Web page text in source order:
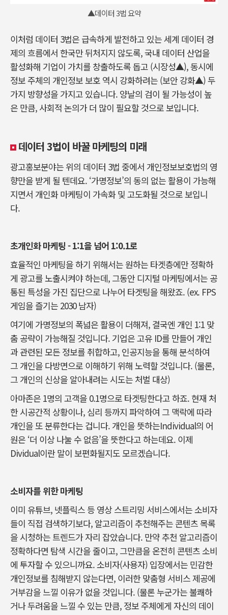
▲데이터 3법 요약
이처럼 데이터 3법은 급속하게 발전하고 있는 세계 데이터 경
제의 흐름에서 한국만 뒤처지지 않도록, 국내 데이터 산업을
활성화해 기업이 가치를 창출하도록 돕고 (시장성▲), 동시에
정보 주체의 개인정보 보호 역시 강화하려는 (보안 강화▲) 두
가지 방향성을 가지고 있습니다. 양날의 검이 될 가능성이 높
은 만큼, 사회적 논의가 더 많이 필요할 것으로 보입니다.
데이터 3법이 바꿀 마케팅의 미래
광고홍보분야는 위의 데이터 3법 중에서 개인정보보호법의 영
향만을 받게 될 텐데요. ‘가명정보’의 동의 없는 활용이 가능해
지면서 개인화 마케팅이 가속화 및 고도화될 것으로 보입니
다.
초개인화 마케팅 - 1:1을 넘어 1:0.1로
효율적인 마케팅을 하기 위해서는 원하는 타겟층에만 정확하
게 광고를 노출시켜야 하는데, 그동안 디지털 마케팅에서는 공
통된 특성을 가진 집단으로 나누어 타겟팅을 해왔죠. (ex. FPS
게임을 즐기는 2030 남자)
여기에 가명정보의 폭넓은 활용이 더해져, 결국엔 개인 1:1 맞
춤 공략이 가능해질 것입니다. 기업은 고유 ID를 만들어 개인
과 관련된 모든 정보를 취합하고, 인공지능을 통해 분석하여
그 개인을 다방면으로 이해하기 위해 노력할 것입니다. (물론,
그 개인의 신상을 알아내려는 시도는 처벌 대상)
아마존은 1명의 고객을 0.1명으로 타겟팅한다고 하죠. 현재 처
한 시공간적 상황이나, 심리 등까지 파악하여 그 맥락에 따라
개인을 또 분류한다는 겁니다. 개인을 뜻하는Individual의 어
원은 ‘더 이상 나눌 수 없음’을 뜻한다고 하는데요. 이제
Dividual이란 말이 보편화될지도 모르겠습니다.
소비자를 위한 마케팅
이미 유튜브, 넷플릭스 등 영상 스트리밍 서비스에서는 소비자
들이 직접 검색하기보다, 알고리즘이 추천해주는 콘텐츠 목록
을 시청하는 트렌드가 자리 잡았습니다. 만약 추천 알고리즘이
정확하다면 탐색 시간을 줄이고, 그만큼을 온전히 콘텐츠 소비
에 투자할 수 있으니까요. 소비자(사용자) 입장에서는 민감한
개인정보를 침해받지 않는다면, 이러한 맞춤형 서비스 제공에
거부감을 느낄 이유가 없을 것입니다. (물론 누군가는 불쾌하
거나 두려움을 느낄 수 있는 만큼, 정보 주체에게 자신의 데이